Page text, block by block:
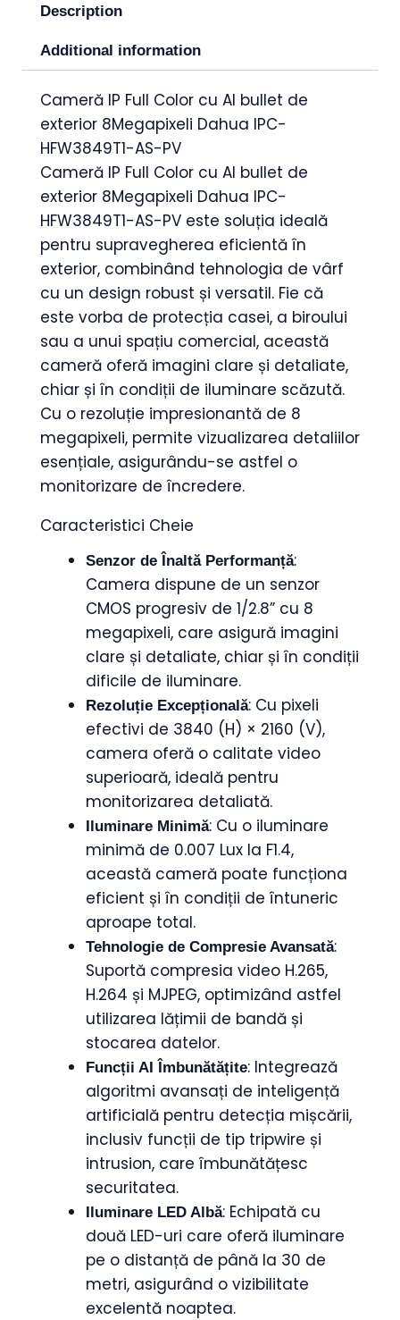
Description
Additional information
Cameră IP Full Color cu AI bullet de
exterior 8Megapixeli Dahua IPC-
HFW3849T1-AS-PV
Cameră IP Full Color cu AI bullet de
exterior 8Megapixeli Dahua IPC-
HFW3849T1-AS-PV este soluția ideală
pentru supravegherea eficientă în
exterior, combinând tehnologia de vârf
cu un design robust și versatil. Fie că
este vorba de protecția casei, a biroului
sau a unui spațiu comercial, această
cameră oferă imagini clare și detaliate,
chiar și în condiții de iluminare scăzută.
Cu o rezoluție impresionantă de 8
megapixeli, permite vizualizarea detaliilor
esențiale, asigurându-se astfel o
monitorizare de încredere.
Caracteristici Cheie
Senzor de Înaltă Performanță:
Camera dispune de un senzor
CMOS progresiv de 1/2.8” cu 8
megapixeli, care asigură imagini
clare și detaliate, chiar și în condiții
dificile de iluminare.
Rezoluție Excepțională: Cu pixeli
efectivi de 3840 (H) × 2160 (V),
camera oferă o calitate video
superioară, ideală pentru
monitorizarea detaliată.
Iluminare Minimă: Cu o iluminare
minimă de 0.007 Lux la F1.4,
această cameră poate funcționa
eficient și în condiții de întuneric
aproape total.
Tehnologie de Compresie Avansată:
Suportă compresia video H.265,
H.264 și MJPEG, optimizând astfel
utilizarea lățimii de bandă și
stocarea datelor.
Funcții AI Îmbunătățite: Integrează
algoritmi avansați de inteligență
artificială pentru detecția mișcării,
inclusiv funcții de tip tripwire și
intrusion, care îmbunătățesc
securitatea.
Iluminare LED Albă: Echipată cu
două LED-uri care oferă iluminare
pe o distanță de până la 30 de
metri, asigurând o vizibilitate
excelentă noaptea.